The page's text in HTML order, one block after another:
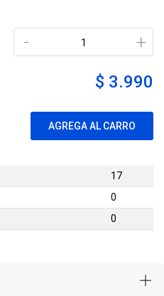
+
-
$ 3.990
AGREGA AL CARRO
17
0
0